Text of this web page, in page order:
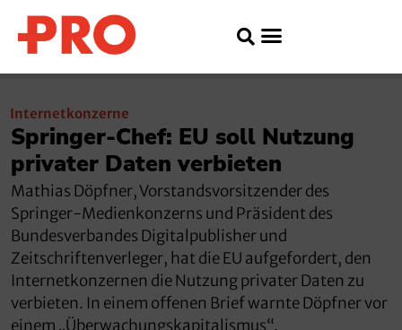
Internetkonzerne
Springer-Chef: EU soll Nutzung
privater Daten verbieten
Mathias Döpfner, Vorstandsvorsitzender des
Springer-Medienkonzerns und Präsident des
Bundesverbandes Digitalpublisher und
Zeitschriftenverleger, hat die EU aufgefordert, den
Internetkonzernen die Nutzung privater Daten zu
verbieten. In einem offenen Brief warnte Döpfner vor
einem „Überwachungskapitalismus“.